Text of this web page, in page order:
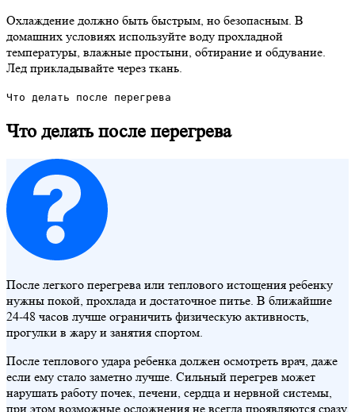
Охлаждение должно быть быстрым, но безопасным. В
домашних условиях используйте воду прохладной
температуры, влажные простыни, обтирание и обдувание.
Лед прикладывайте через ткань.
Что делать после перегрева
Что делать после перегрева
После легкого перегрева или теплового истощения ребенку
нужны покой, прохлада и достаточное питье. В ближайшие
24-48 часов лучше ограничить физическую активность,
прогулки в жару и занятия спортом.
После теплового удара ребенка должен осмотреть врач, даже
если ему стало заметно лучше. Сильный перегрев может
нарушать работу почек, печени, сердца и нервной системы,
при этом возможные осложнения не всегда проявляются сразу.